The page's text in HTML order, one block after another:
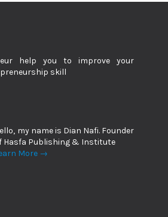
help you to improve your
skill
my name is Dian Nafi. Founder
Hasfa Publishing & Institute
More →